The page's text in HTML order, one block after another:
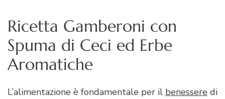
Ricetta Gamberoni con
Spuma di Ceci ed Erbe
Aromatiche
L’alimentazione è fondamentale per il benessere di